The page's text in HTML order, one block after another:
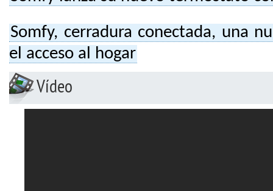
Somfy, cerradura conectada, una
el acceso al hogar
Vídeo